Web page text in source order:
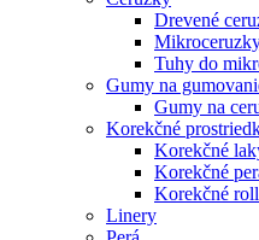
Drevené
Tuhy do
Gumy na
Gumy na
Korekčné
Korekčné
Korekčné
Korekčné
Linery